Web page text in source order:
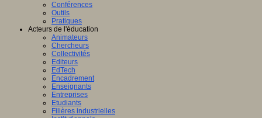
Conférences
Outils
Pratiques
Acteurs de l'éducation
Animateurs
Chercheurs
Collectivités
Editeurs
EdTech
Encadrement
Enseignants
Entreprises
Etudiants
Filières industrielles